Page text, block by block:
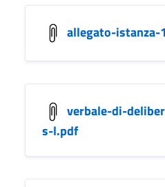
allegato-istanza-
verbale-di-
s-l.pdf